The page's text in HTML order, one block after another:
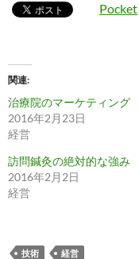
Pocket
関連
治療院のマーケティング
2016年2月23日
経営
訪問鍼灸の絶対的な強み
2016年2月2日
経営
技術 経営